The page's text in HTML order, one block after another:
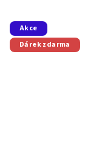
Akce
Dárek zdarma